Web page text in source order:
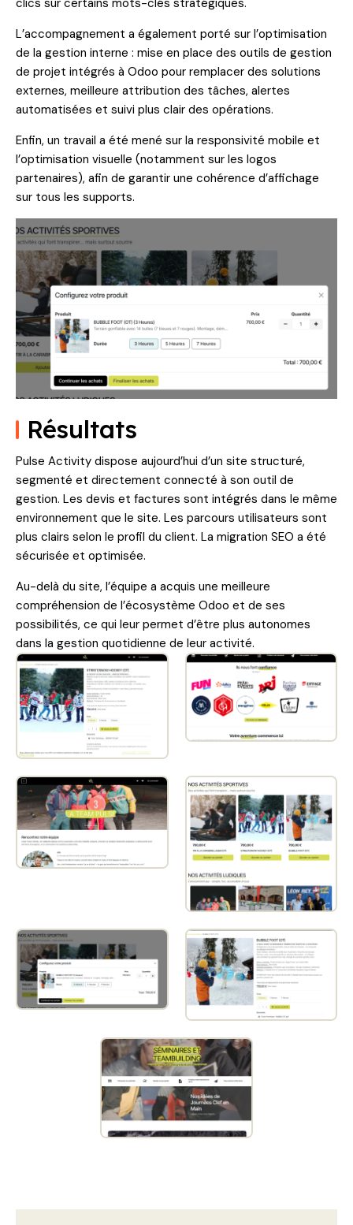
L’accompagnement a également porté sur l’optimisation
de la gestion interne : mise en place des outils de gestion
de projet intégrés à Odoo pour remplacer des solutions
externes, meilleure attribution des tâches, alertes
automatisées et suivi plus clair des opérations.
Enfin, un travail a été mené sur la responsivité mobile et
l’optimisation visuelle (notamment sur les logos
partenaires), afin de garantir une cohérence d’affichage
sur tous les supports.
Résultats
Pulse Activity dispose aujourd’hui d’un site structuré,
segmenté et directement connecté à son outil de
gestion. Les devis et factures sont intégrés dans le même
environnement que le site. Les parcours utilisateurs sont
plus clairs selon le profil du client. La migration SEO a été
sécurisée et optimisée.
Au-delà du site, l’équipe a acquis une meilleure
compréhension de l’écosystème Odoo et de ses
possibilités, ce qui leur permet d’être plus autonomes
dans la gestion quotidienne de leur activité.